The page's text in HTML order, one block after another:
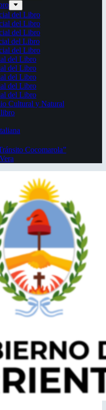
del Libro
del Libro
del Libro
del Libro
del Libro
del Libro
del Libro
del Libro
del Libro
del Libro
Cultural y Natural
Cocomarola”